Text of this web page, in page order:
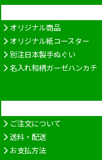
オリジナル商品
オリジナル紙コースター
別注日本製手ぬぐい
名入れ和柄ガーゼハンカチ
ご注文について
送料・配送
お支払方法